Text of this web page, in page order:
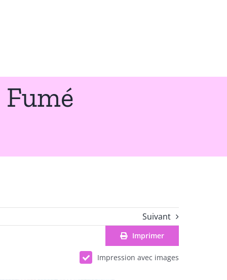
Suivant
Imprimer
Impression avec images